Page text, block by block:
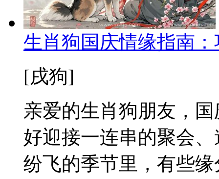
生肖狗国庆情缘指南
[戌狗]
亲爱的生肖狗朋友，
好迎接一连串的聚会
纷飞的季节里，有些